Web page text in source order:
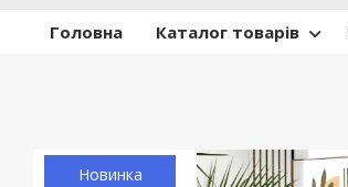
Головна Каталог товарів
Новинка